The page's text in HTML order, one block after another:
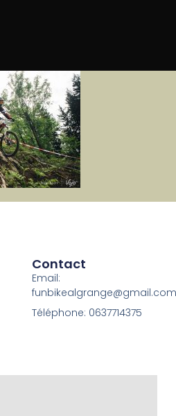
Contact
Email:
funbikealgrange@gmail.com
Téléphone: 0637714375